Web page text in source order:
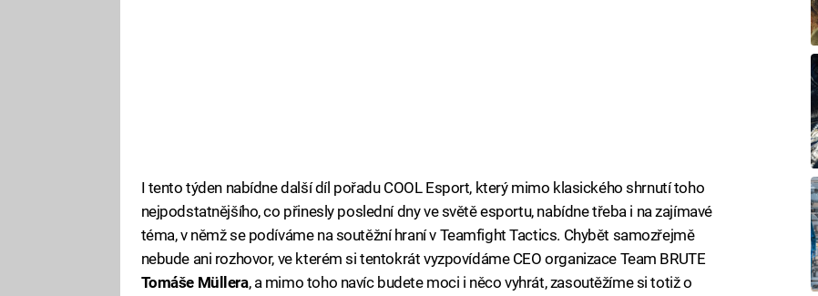
I tento týden nabídne další díl pořadu COOL Esport, který mimo klasického shrnutí toho
nejpodstatnějšího, co přinesly poslední dny ve světě esportu, nabídne třeba i na zajímavé
téma, v němž se podíváme na soutěžní hraní v Teamfight Tactics. Chybět samozřejmě
nebude ani rozhovor, ve kterém si tentokrát vyzpovídáme CEO organizace Team BRUTE
Tomáše Müllera, a mimo toho navíc budete moci i něco vyhrát, zasoutěžíme si totiž o